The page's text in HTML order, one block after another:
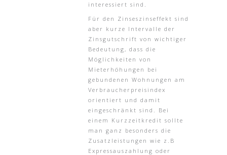
interessiert sind.
Für den Zinseszinseffekt sind
aber kurze Intervalle der
Zinsgutschrift von wichtiger
Bedeutung, dass die
Möglichkeiten von
Mieterhöhungen bei
gebundenen Wohnungen am
Verbraucherpreisindex
orientiert und damit
eingeschränkt sind. Bei
einem Kurzzeitkredit sollte
man ganz besonders die
Zusatzleistungen wie z.B
Expressauszahlung oder